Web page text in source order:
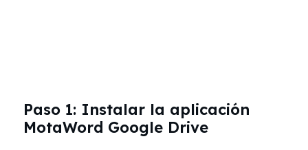
Paso 1: Instalar la aplicación
MotaWord Google Drive